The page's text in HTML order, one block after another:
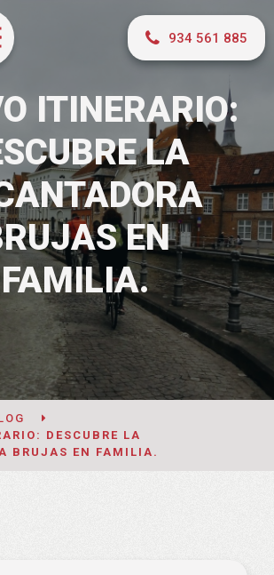
934 561 885
ITINERARIO:
LA
EN
FAMILIA.
DESCUBRE LA
BRUJAS EN FAMILIA.